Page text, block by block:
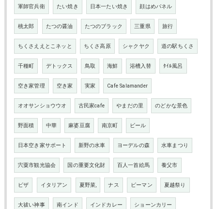
軍師官兵衛 たい焼き 日本一たい焼き 顔はめパネル
桃太郎 たつの醤油 たつのブラック 三重県 旅行
ちくさええとこネッと ちくさ高原 シャクヤク 道の駅ちくさ
千種町 デトックス 鳥取 海鮮 浴槽入替 ﾀｲﾙ風呂
空き家管理 空き家 実家 Cafe Salamander
オオサンショウウオ 古民家cafe やまだの里 のどかな景色
野面積 中華 麻婆豆腐 南京町 ビール
日本空き家サポート 新野の水車 ヨーデルの森 水車まつり
宍粟市観光協会 国の重要文化財 百人一首絵馬 養父市
ピザ イタリアン 夏野菜, ナス ピーマン 夏越祭り
大祓い神事 南インド インドカレー ショーンカリー